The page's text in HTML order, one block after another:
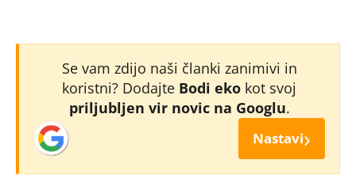
Se vam zdijo naši članki zanimivi in
koristni? Dodajte Bodi eko kot svoj
priljubljen vir novic na Googlu.
Nastavi›